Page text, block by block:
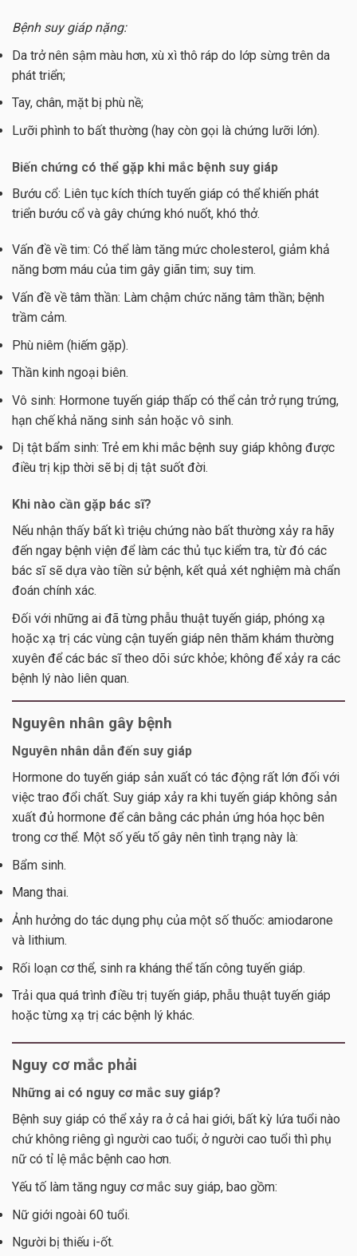
Bệnh suy giáp nặng:
Da trở nên sậm màu hơn, xù xì thô ráp do lớp sừng trên da
phát triển;
Tay, chân, mặt bị phù nề;
Lưỡi phình to bất thường (hay còn gọi là chứng lưỡi lớn).
Biến chứng có thể gặp khi mắc bệnh suy giáp
Bướu cổ: Liên tục kích thích tuyến giáp có thể khiến phát
triển bướu cổ và gây chứng khó nuốt, khó thở.
Vấn đề về tim: Có thể làm tăng mức cholesterol, giảm khả
năng bơm máu của tim gây giãn tim; suy tim.
Vấn đề về tâm thần: Làm chậm chức năng tâm thần; bệnh
trầm cảm.
Phù niêm (hiếm gặp).
Thần kinh ngoại biên.
Vô sinh: Hormone tuyến giáp thấp có thể cản trở rụng trứng,
hạn chế khả năng sinh sản hoặc vô sinh.
Dị tật bẩm sinh: Trẻ em khi mắc bệnh suy giáp không được
điều trị kịp thời sẽ bị dị tật suốt đời.
Khi nào cần gặp bác sĩ?
Nếu nhận thấy bất kì triệu chứng nào bất thường xảy ra hãy
đến ngay bệnh viện để làm các thủ tục kiểm tra, từ đó các
bác sĩ sẽ dựa vào tiền sử bệnh, kết quả xét nghiệm mà chẩn
đoán chính xác.
Đối với những ai đã từng phẫu thuật tuyến giáp, phóng xạ
hoặc xạ trị các vùng cận tuyến giáp nên thăm khám thường
xuyên để các bác sĩ theo dõi sức khỏe; không để xảy ra các
bệnh lý nào liên quan.
Nguyên nhân gây bệnh
Nguyên nhân dẫn đến suy giáp
Hormone do tuyến giáp sản xuất có tác động rất lớn đối với
việc trao đổi chất. Suy giáp xảy ra khi tuyến giáp không sản
xuất đủ hormone để cân bằng các phản ứng hóa học bên
trong cơ thể. Một số yếu tố gây nên tình trạng này là:
Bẩm sinh.
Mang thai.
Ảnh hưởng do tác dụng phụ của một số thuốc: amiodarone
và lithium.
Rối loạn cơ thể, sinh ra kháng thể tấn công tuyến giáp.
Trải qua quá trình điều trị tuyến giáp, phẫu thuật tuyến giáp
hoặc từng xạ trị các bệnh lý khác.
Nguy cơ mắc phải
Những ai có nguy cơ mắc suy giáp?
Bệnh suy giáp có thể xảy ra ở cả hai giới, bất kỳ lứa tuổi nào
chứ không riêng gì người cao tuổi; ở người cao tuổi thì phụ
nữ có tỉ lệ mắc bệnh cao hơn.
Yếu tố làm tăng nguy cơ mắc suy giáp, bao gồm:
Nữ giới ngoài 60 tuổi.
Người bị thiếu i-ốt.